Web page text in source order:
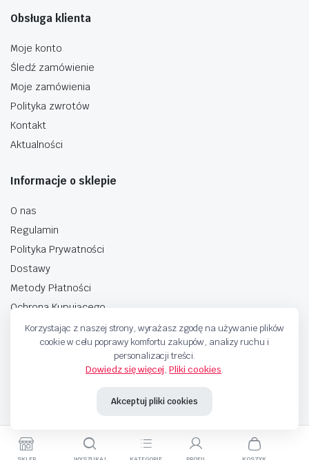
Obsługa klienta
Moje konto
Śledź zamówienie
Moje zamówienia
Polityka zwrotów
Kontakt
Aktualności
Informacje o sklepie
O nas
Regulamin
Polityka Prywatności
Dostawy
Metody Płatności
Ochrona Kupującego
Metody Płatnosci
Korzystając z naszej strony, wyrażasz zgodę na używanie plików
cookie w celu poprawy komfortu zakupów, analizy ruchu i
personalizacji treści.
Dowiedz się więcej,Pliki cookies.
Akceptuj pliki cookies